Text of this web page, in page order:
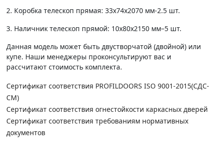
2. Коробка телескоп прямая: 33х74х2070 мм-2.5 шт.
3. Наличник телескоп прямой: 10х80х2150 мм–5 шт.
Данная модель может быть двустворчатой (двойной) или
купе. Наши менеджеры проконсультируют вас и
рассчитают стоимость комплекта.
Сертификат соответствия PROFILDOORS ISO 9001-2015(СДС-
СМ)
Сертификат соответствия огнестойкости каркасных дверей
Сертификат соответствия требованиям нормативных
документов